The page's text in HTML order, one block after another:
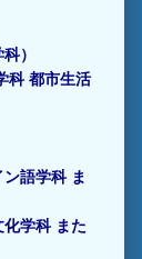
）
科 都市生活
語学科 ま
化学科 また